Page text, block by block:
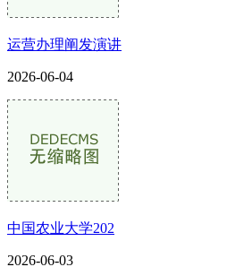
运营办理阐发演讲
2026-06-04
中国农业大学202
2026-06-03